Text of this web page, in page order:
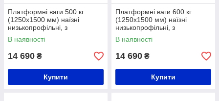
Платформні ваги 500 кг
(1250х1500 мм) наїзні
низькопрофільні, з
розбірними пандусами
В наявності
14 690 ₴
Купити
Платформні ваги 600 кг
(1250х1500 мм) наїзні
низькопрофільні, з
розбірними пандусами
В наявності
14 690 ₴
Купити